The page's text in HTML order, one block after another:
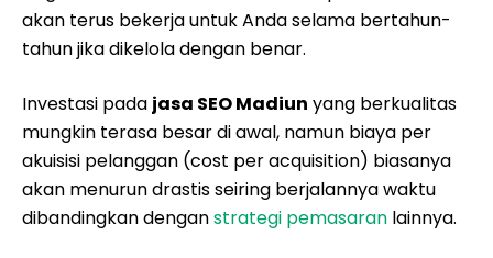
akan terus bekerja untuk Anda selama bertahun-
tahun jika dikelola dengan benar.
Investasi pada jasa SEO Madiun yang berkualitas
mungkin terasa besar di awal, namun biaya per
akuisisi pelanggan (cost per acquisition) biasanya
akan menurun drastis seiring berjalannya waktu
dibandingkan denganstrategi pemasaran lainnya.